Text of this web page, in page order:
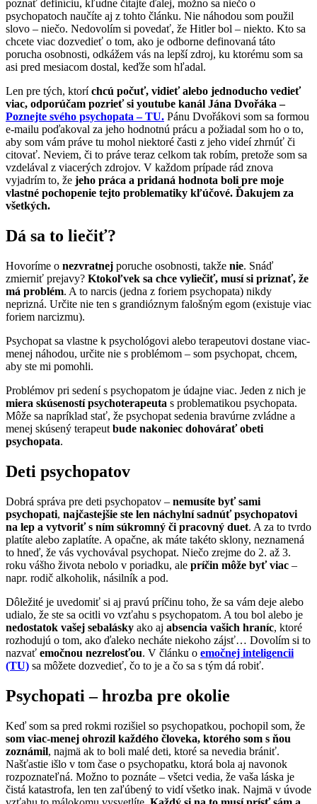
poznať definíciu, kľudne čítajte ďalej, možno sa niečo o
psychopatoch naučíte aj z tohto článku. Nie náhodou som použil
slovo – niečo. Nedovolím si povedať, že Hitler bol – niekto. Kto sa
chcete viac dozvedieť o tom, ako je odborne definovaná táto
porucha osobnosti, odkážem vás na lepší zdroj, ku ktorému som sa
asi pred mesiacom dostal, keďže som hľadal.
Len pre tých, ktorí chcú počuť, vidieť alebo jednoducho vedieť
viac, odporúčam pozrieť si youtube kanál Jána Dvořáka –
Poznejte svého psychopata – TU. Pánu Dvořákovi som sa formou
e-mailu poďakoval za jeho hodnotnú prácu a požiadal som ho o to,
aby som vám práve tu mohol niektoré časti z jeho videí zhrnúť či
citovať. Neviem, či to práve teraz celkom tak robím, pretože som sa
vzdelával z viacerých zdrojov. V každom prípade rád znova
vyjadrím to, že jeho práca a pridaná hodnota boli pre moje
vlastné pochopenie tejto problematiky kľúčové. Ďakujem za
všetkých.
Dá sa to liečiť?
Hovoríme o nezvratnej poruche osobnosti, takže nie. Snáď
zmierniť prejavy? Ktokoľvek sa chce vyliečiť, musí si priznať, že
má problém. A to narcis (jedna z foriem psychopata) nikdy
neprizná. Určite nie ten s grandióznym falošným egom (existuje viac
foriem narcizmu).
Psychopat sa vlastne k psychológovi alebo terapeutovi dostane viac-
menej náhodou, určite nie s problémom – som psychopat, chcem,
aby ste mi pomohli.
Problémov pri sedení s psychopatom je údajne viac. Jeden z nich je
miera skúseností psychoterapeuta s problematikou psychopata.
Môže sa napríklad stať, že psychopat sedenia bravúrne zvládne a
menej skúsený terapeut bude nakoniec dohovárať obeti
psychopata.
Deti psychopatov
Dobrá správa pre deti psychopatov – nemusíte byť sami
psychopati, najčastejšie ste len náchylní sadnúť psychopatovi
na lep a vytvoriť s ním súkromný či pracovný duet. A za to tvrdo
platíte alebo zaplatíte. A opačne, ak máte takéto sklony, neznamená
to hneď, že vás vychovával psychopat. Niečo zrejme do 2. až 3.
roku vášho života nebolo v poriadku, ale príčin môže byť viac –
napr. rodič alkoholik, násilník a pod.
Dôležité je uvedomiť si aj pravú príčinu toho, že sa vám deje alebo
udialo, že ste sa ocitli vo vzťahu s psychopatom. A tou bol alebo je
nedostatok vašej sebalásky ako aj absencia vašich hraníc, ktoré
rozhodujú o tom, ako ďaleko necháte niekoho zájsť… Dovolím si to
nazvať emočnou nezrelosťou. V článku o emočnej inteligencii
(TU) sa môžete dozvedieť, čo to je a čo sa s tým dá robiť.
Psychopati – hrozba pre okolie
Keď som sa pred rokmi rozišiel so psychopatkou, pochopil som, že
som viac-menej ohrozil každého človeka, ktorého som s ňou
zoznámil, najmä ak to boli malé deti, ktoré sa nevedia brániť.
Našťastie išlo v tom čase o psychopatku, ktorá bola aj navonok
rozpoznateľná. Možno to poznáte – všetci vedia, že vaša láska je
čistá katastrofa, len ten zaľúbený to vidí všetko inak. Najmä v úvode